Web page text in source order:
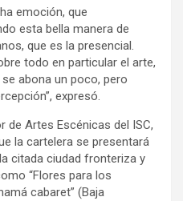
emoción, que
esta bella manera de
que es la presencial.
todo en particular el arte,
abona un poco, pero
expresó.
de Artes Escénicas del ISC,
la cartelera se presentará
citada ciudad fronteriza y
“Flores para los
cabaret” (Baja